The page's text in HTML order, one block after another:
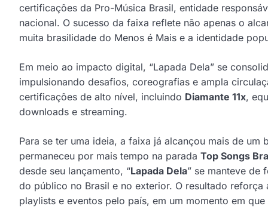
certificações da Pro-Música Brasil, entidade
nacional. O sucesso da faixa reflete não apenas o
muita brasilidade do Menos é Mais e a identidade
Em meio ao impacto digital, “Lapada Dela” se
impulsionando desafios, coreografias e ampla
certificações de alto nível, incluindo Diamante 11x,
downloads e streaming.
Para se ter uma ideia, a faixa já alcançou mais de
permaneceu por mais tempo na parada Top Songs
desde seu lançamento, “Lapada Dela” se manteve de
do público no Brasil e no exterior. O resultado
playlists e eventos pelo país, em um momento em